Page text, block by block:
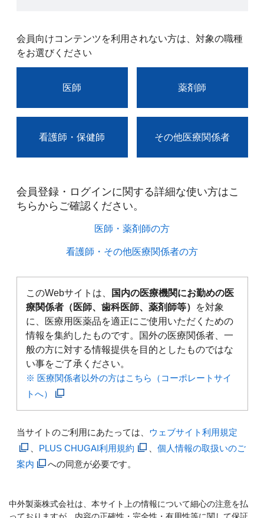
会員向けコンテンツを利用されない方は、対象の職種
をお選びください
医師 薬剤師
看護師・保健師 その他医療関係者
会員登録・ログインに関する詳細な使い方はこ
ちらからご確認ください。​
医師・薬剤師の方​
看護師・その他医療関係者の方​
このWebサイトは、
国内の医療機関にお勤めの医
療関係者（医師、歯科医師、薬剤師等）
を対象
に、医療用医薬品を適正にご使用いただくための
情報を集約したものです。国外の医療関係者、一
般の方に対する情報提供を目的としたものではな
い事をご了承ください。
※ 医療関係者以外の方はこちら（コーポレートサイ
トへ）
当サイトのご利用にあたっては、 ウェブサイト利用規定
PLUS CHUGAI利用規約
個人情報の取扱いのご
案内
への同意が必要です。
中外製薬株式会社は、本サイト上の情報について細心の注意を払
っておりますが、内容の正確性・完全性・有用性等に関して保証